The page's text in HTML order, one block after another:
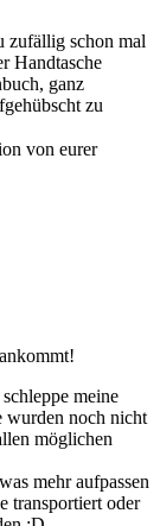
zufällig schon mal
Handtasche
ganz
zu
von eurer
meine
wurden noch nicht
möglichen
mehr aufpassen
transportiert oder